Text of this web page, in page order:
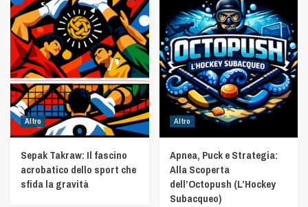
Altro
Sepak Takraw: Il fascino
acrobatico dello sport che
sfida la gravità
Altro
Apnea, Puck e Strategia:
Alla Scoperta
dell’Octopush (L’Hockey
Subacqueo)